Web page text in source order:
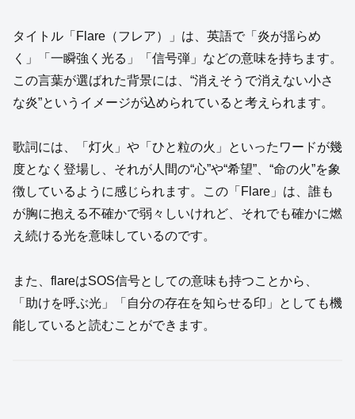
タイトル「Flare（フレア）」は、英語で「炎が揺らめ
く」「一瞬強く光る」「信号弾」などの意味を持ちます。
この言葉が選ばれた背景には、“消えそうで消えない小さ
な炎”というイメージが込められていると考えられます。
歌詞には、「灯火」や「ひと粒の火」といったワードが幾
度となく登場し、それが人間の“心”や“希望”、“命の火”を象
徴しているように感じられます。この「Flare」は、誰も
が胸に抱える不確かで弱々しいけれど、それでも確かに燃
え続ける光を意味しているのです。
また、flareはSOS信号としての意味も持つことから、
「助けを呼ぶ光」「自分の存在を知らせる印」としても機
能していると読むことができます。